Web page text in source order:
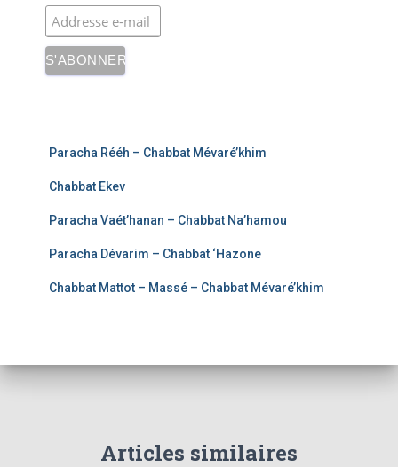
Paracha Rééh – Chabbat Mévaré’khim
Chabbat Ekev
Paracha Vaét’hanan – Chabbat Na’hamou
Paracha Dévarim – Chabbat ‘Hazone
Chabbat Mattot – Massé – Chabbat Mévaré’khim
Articles similaires